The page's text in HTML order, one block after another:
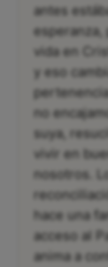
antes
esperanza,
vida en
y eso
no
suya,
vivir en
nosotros.
hace una
acceso al
anima a